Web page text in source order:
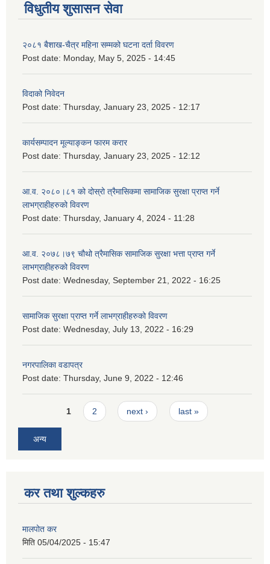
विधुतीय शुसासन सेवा
२०८१ बैशाख-चैत्र महिना सम्मको घटना दर्ता विवरण
Post date: Monday, May 5, 2025 - 14:45
विदाको निवेदन
Post date: Thursday, January 23, 2025 - 12:17
कार्यसम्पादन मूल्याङ्कन फारम करार
Post date: Thursday, January 23, 2025 - 12:12
आ.व. २०८०।८१ को दोस्रो त्रैमासिकमा सामाजिक सुरक्षा प्राप्त गर्ने
लाभग्राहीहरुको विवरण
Post date: Thursday, January 4, 2024 - 11:28
आ.व. २०७८।७९ चौथो त्रैमासिक सामाजिक सुरक्षा भत्ता प्राप्त गर्ने
लाभग्राहीहरुको विवरण
Post date: Wednesday, September 21, 2022 - 16:25
सामाजिक सुरक्षा प्राप्त गर्ने लाभग्राहीहरुको विवरण
Post date: Wednesday, July 13, 2022 - 16:29
नगरपालिका वडापत्र
Post date: Thursday, June 9, 2022 - 12:46
Pages1 2 next › last »
अन्य
कर तथा शुल्कहरु
मालपोत कर
मिति 05/04/2025 - 15:47